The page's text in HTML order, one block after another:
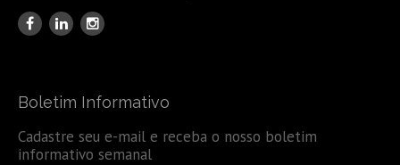
Boletim Informativo
Cadastre seu e-mail e receba o nosso boletim
informativo semanal